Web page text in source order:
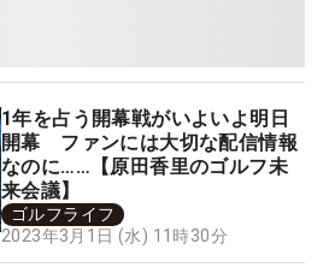
1年を占う開幕戦がいよいよ明日
開幕 ファンには大切な配信情報
なのに……【原田香里のゴルフ未
来会議】
ゴルフライフ
2023年3月1日 (水) 11時30分